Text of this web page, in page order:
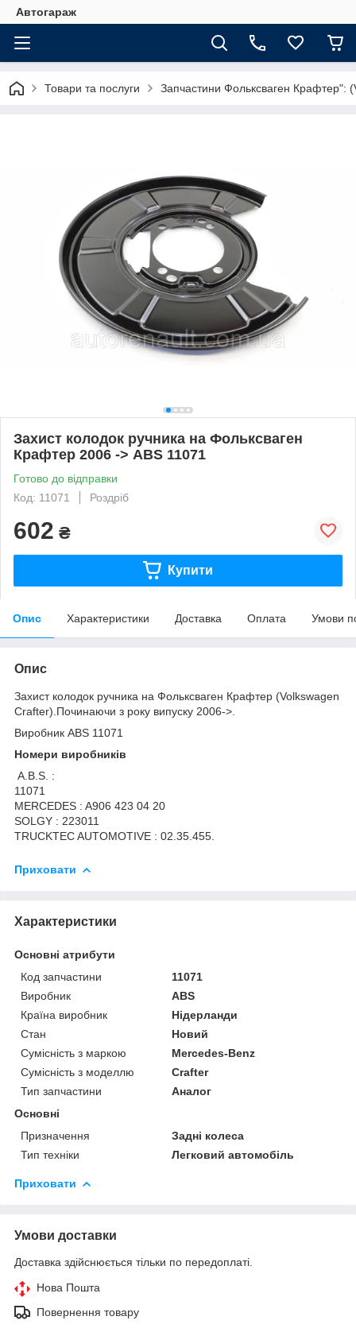
Автогараж
Товари та послуги Запчастини Фольксваген Крафтер":
Захист колодок ручника на Фольксваген
Крафтер 2006 -> ABS 11071
Готово до відправки
Код: 11071
Роздріб
602 ₴
Купити
Опис Характеристики Доставка Оплата Умови
Опис
Захист колодок ручника на Фольксваген Крафтер (Volkswagen
Crafter).Починаючи з року випуску 2006->.
Виробник ABS 11071
Номери виробників
A.B.S. :
11071
MERCEDES : A906 423 04 20
SOLGY : 223011
TRUCKTEC AUTOMOTIVE : 02.35.455.
Приховати
Характеристики
Основні атрибути
Код запчастини
11071
Виробник
ABS
Країна виробник
Нідерланди
Стан
Новий
Сумісність з маркою
Mercedes-Benz
Сумісність з моделлю
Crafter
Тип запчастини
Аналог
Основні
Призначення
Задні колеса
Тип техніки
Легковий автомобіль
Приховати
Умови доставки
Доставка здійснюється тільки по передоплаті.
Нова Пошта
Повернення товару